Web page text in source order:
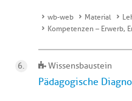
wb-web Material
Kompetenzen – Erwerb,
Wissensbaustein
Pädagogische